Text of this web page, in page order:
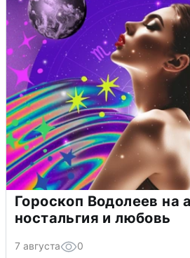
Гороскоп Водолеев на
ностальгия и любовь
7 августа 0